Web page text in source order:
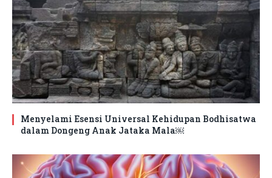
Menyelami Esensi Universal Kehidupan Bodhisatwa
dalam Dongeng Anak Jataka Mala￼